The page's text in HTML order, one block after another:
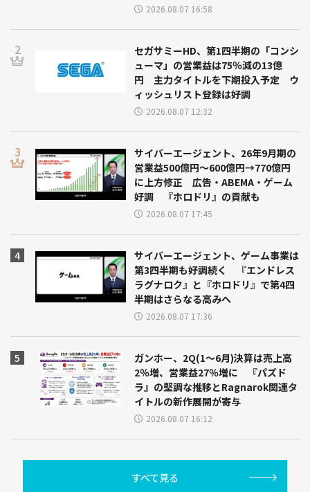
2026.08.07 16:58
セガサミーHD、第1四半期の「コンシ
ューマ」の営業益は75％減の13億
円 主力タイトルを下期投入予定 ウ
ィッシュリスト登録は好調
2026.08.07 12:32
サイバーエージェント、26年9月期の
営業益500億円～600億円→770億円
に上方修正 広告・ABEMA・ゲーム
好調 『ホロドリ』の貢献も
2026.08.07 17:45
サイバーエージェント、ゲーム事業は
第3四半期も好調続く 『エンドレス
ラグナロク』と『ホロドリ』で第4四
半期はさらなる高みへ
2026.08.07 17:36
ガンホー、2Q(1～6月)決算は売上高
2％増、営業益27％増に 『パズド
ラ』の堅調な推移とRagnarok関連タ
イトルの新作展開が寄与
2026.08.07 16:12
すべて見る